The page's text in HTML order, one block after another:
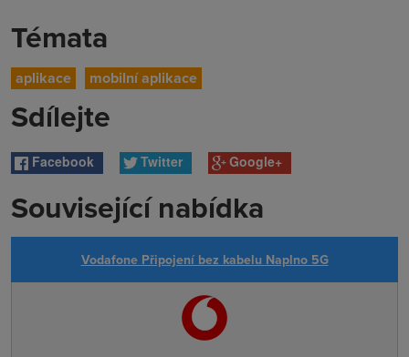
Témata
aplikace mobilní aplikace
Sdílejte
Facebook Twitter Google+
Související nabídka
Vodafone Připojení bez kabelu Naplno 5G